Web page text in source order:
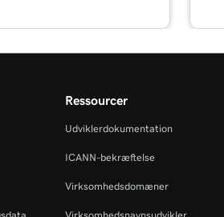
+ Markedsføring
Ressourcer
Udviklerdokumentation
ICANN-bekræftelse
Virksomhedsdomæner